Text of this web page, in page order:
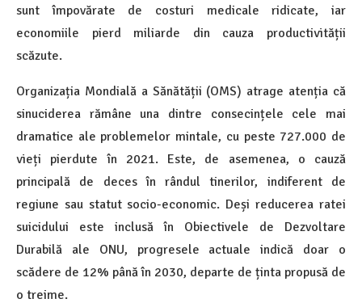
sunt împovărate de costuri medicale ridicate, iar
economiile pierd miliarde din cauza productivității
scăzute.
Organizația Mondială a Sănătății (OMS) atrage atenția că
sinuciderea rămâne una dintre consecințele cele mai
dramatice ale problemelor mintale, cu peste 727.000 de
vieți pierdute în 2021. Este, de asemenea, o cauză
principală de deces în rândul tinerilor, indiferent de
regiune sau statut socio-economic. Deși reducerea ratei
suicidului este inclusă în Obiectivele de Dezvoltare
Durabilă ale ONU, progresele actuale indică doar o
scădere de 12% până în 2030, departe de ținta propusă de
o treime.